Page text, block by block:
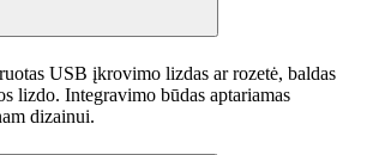
USB įkrovimo lizdas ar rozetė, baldas
lizdo. Integravimo būdas aptariamas
dizainui.